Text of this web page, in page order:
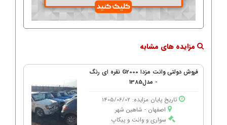
مزایده های مشابه
فروش دولتی وانت مزدا G2000 نقره ای رنگ
- مدل1385
تاریخ پایان مزایده: 1405/06/02
اصفهان - شاهین شهر
سواری و وانت و پیکاپ